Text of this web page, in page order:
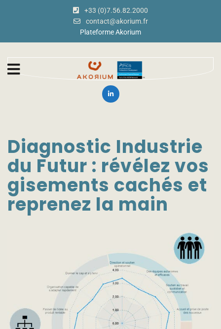
+33 (0)7.56.82.2000
contact@akorium.fr
Plateforme Akorium
Diagnostic Industrie
du Futur : révélez vos
gisements cachés et
reprenez la main